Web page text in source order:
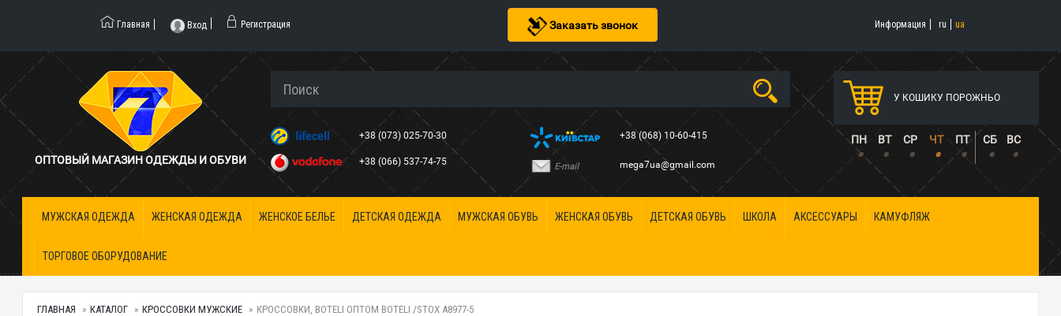
Заказать звонок
Главная Вход Регистрация Информация ru ua
ОПТОВЫЙ МАГАЗИН ОДЕЖДЫ И ОБУВИ
+38 (073) 025-70-30
+38 (066) 537-74-75
+38 (068) 10-60-415
E-mail mega7ua@gmail.com
У КОШИКУ ПОРОЖНЬО
ПН ВТ СР ЧТ ПТ СБ ВС
• • • • • • •
МУЖСКАЯ ОДЕЖДА ЖЕНСКАЯ ОДЕЖДА ЖЕНСКОЕ БЕЛЬЕ ДЕТСКАЯ ОДЕЖДА МУЖСКАЯ ОБУВЬ ЖЕНСКАЯ ОБУВЬ ДЕТСКАЯ ОБУВЬ ШКОЛА АКСЕССУАРЫ КАМУФЛЯЖ
ТОРГОВОЕ ОБОРУДОВАНИЕ
ГЛАВНАЯ КАТАЛОГ КРОССОВКИ МУЖСКИЕ КРОССОВКИ, BOTELI ОПТОМ BOTELI /STOX A8977-5